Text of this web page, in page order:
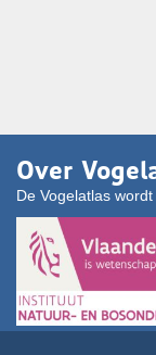
Over
De Vogelatlas